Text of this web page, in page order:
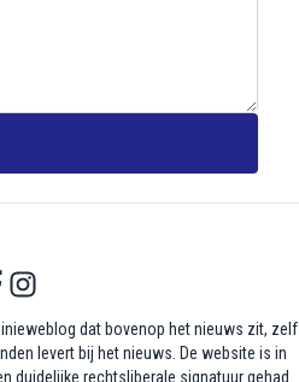
dat bovenop het nieuws zit, zelf
levert bij het nieuws. De website is in
duidelijke rechtsliberale signatuur gehad.